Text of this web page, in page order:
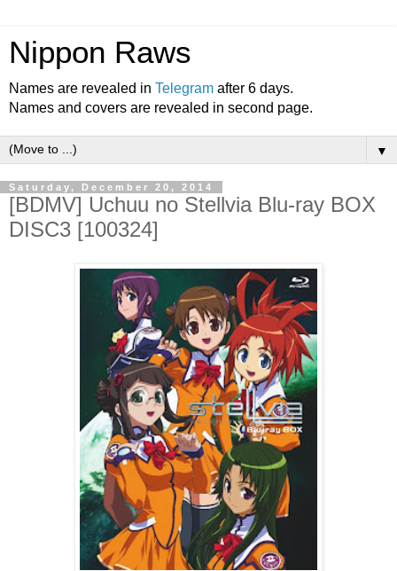
Nippon Raws
Names are revealed in Telegram after 6 days.
Names and covers are revealed in second page.
▼
Saturday, December 20, 2014
[BDMV] Uchuu no Stellvia Blu-ray BOX
DISC3 [100324]